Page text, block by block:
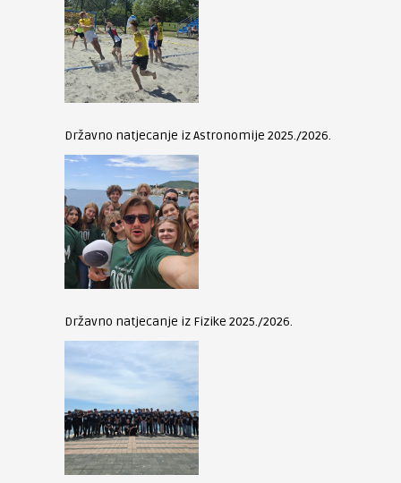
Državno natjecanje iz Astronomije 2025./2026.
Državno natjecanje iz Fizike 2025./2026.